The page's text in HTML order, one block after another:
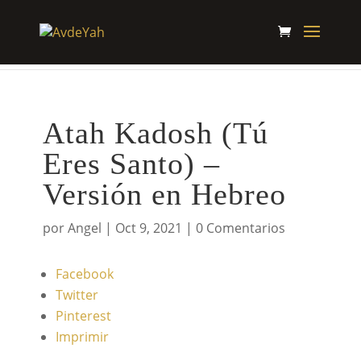
Atah Kadosh (Tú
Eres Santo) –
Versión en Hebreo
porAngel | Oct 9, 2021 | 0 Comentarios
Facebook
Twitter
Pinterest
Imprimir